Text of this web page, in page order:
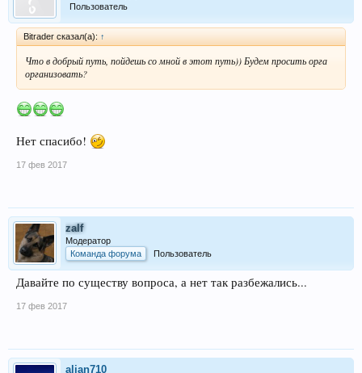
Пользователь
Bitrader сказал(а): ↑
Что в добрый путь, пойдешь со мной в этот путь)) Будем просить орга
организовать?
Нет спасибо!
17 фев 2017
zalf
Модератор
Команда форума
Пользователь
Давайте по существу вопроса, а нет так разбежались...
17 фев 2017
alian710